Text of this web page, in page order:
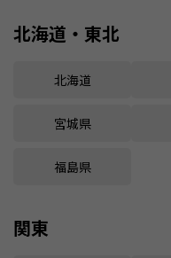
北海道・東北
北海道
宮城県
福島県
関東